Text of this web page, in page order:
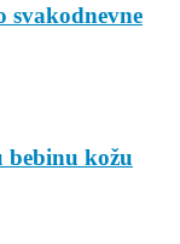
svakodnevne
bebinu kožu